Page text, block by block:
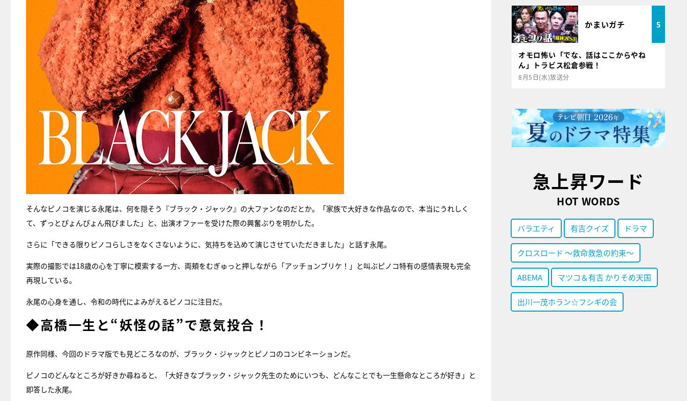
そんなピノコを演じる永尾は、何を隠そう『ブラック・ジャック』の大ファンなのだとか。「家族で大好きな作品なので、本当にうれしく
て、ずっとぴょんぴょん飛びました」と、出演オファーを受けた際の興奮ぶりを明かした。
さらに「できる限りピノコらしさをなくさないように、気持ちを込めて演じさせていただきました」と話す永尾。
実際の撮影では18歳の心を丁寧に模索する一方、両頬をむぎゅっと押しながら「アッチョンブリケ！」と叫ぶピノコ特有の感情表現も完全
再現している。
永尾の心身を通し、令和の時代によみがえるピノコに注目だ。
◆高橋一生と“妖怪の話”で意気投合！
原作同様、今回のドラマ版でも見どころなのが、ブラック・ジャックとピノコのコンビネーションだ。
ピノコのどんなところが好きか尋ねると、「大好きなブラック・ジャック先生のためにいつも、どんなことでも一生懸命なところが好き」と
即答した永尾。
かまいガチ 5
オモロ怖い「でな、話はここからやね
ん」トラビス松倉参戦！
8月5日(水)放送分
急上昇ワード
HOT WORDS
バラエティ 有吉クイズ ドラマ
クロスロード ～救命救急の約束～
ABEMA マツコ＆有吉 かりそめ天国
出川一茂ホラン☆フシギの会